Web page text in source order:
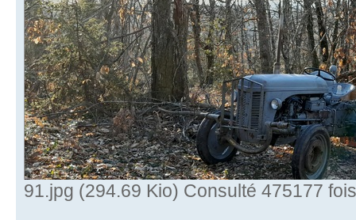
91.jpg (294.69 Kio) Consulté 475177 fois